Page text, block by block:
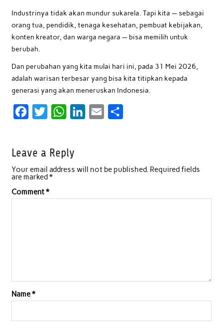
Industrinya tidak akan mundur sukarela. Tapi kita — sebagai
orang tua, pendidik, tenaga kesehatan, pembuat kebijakan,
konten kreator, dan warga negara — bisa memilih untuk
berubah.
Dan perubahan yang kita mulai hari ini, pada 31 Mei 2026,
adalah warisan terbesar yang bisa kita titipkan kepada
generasi yang akan meneruskan Indonesia.
e
b
o
t
e
r
W
t
s
p
e
I
l
e
Leave a Reply
Your email address will not be published. Required fields
are marked*
Comment*
Name*